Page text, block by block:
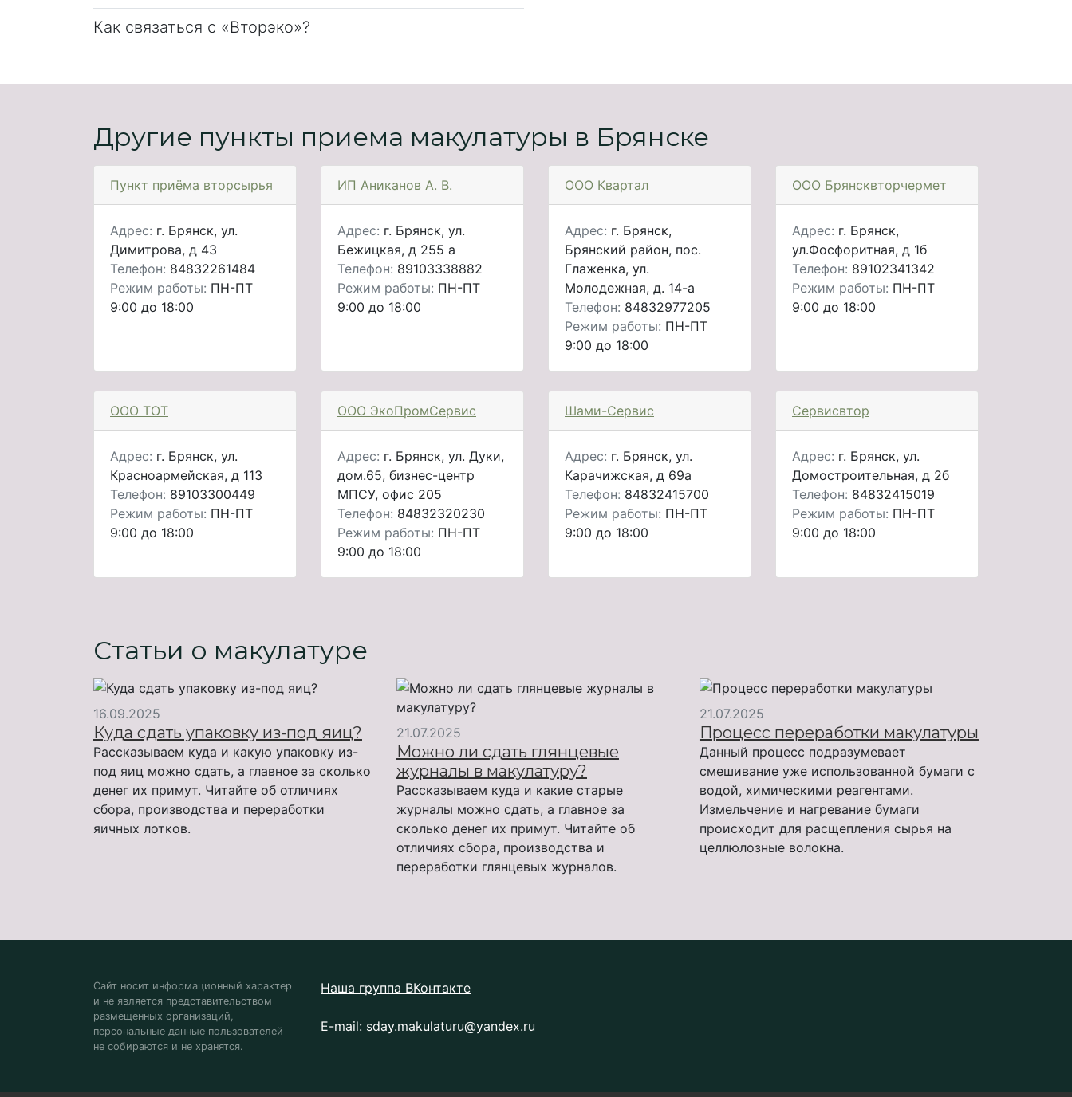
Как связаться с «Вторэко»?
Другие пункты приема макулатуры в Брянске
Пункт приёма вторсырья
Адрес: г. Брянск, ул.
Димитрова, д 43
Телефон: 84832261484
Режим работы: ПН-ПТ
9:00 до 18:00
ИП Аниканов А. В.
Адрес: г. Брянск, ул.
Бежицкая, д 255 а
Телефон: 89103338882
Режим работы: ПН-ПТ
9:00 до 18:00
ООО Квартал
Адрес: г. Брянск,
Брянский район, пос.
Глаженка, ул.
Молодежная, д. 14-а
Телефон: 84832977205
Режим работы: ПН-ПТ
9:00 до 18:00
ООО Брянсквторчермет
Адрес: г. Брянск,
ул.Фосфоритная, д 1б
Телефон: 89102341342
Режим работы: ПН-ПТ
9:00 до 18:00
ООО ТОТ
Адрес: г. Брянск, ул.
Красноармейская, д 113
Телефон: 89103300449
Режим работы: ПН-ПТ
9:00 до 18:00
ООО ЭкоПромСервис
Адрес: г. Брянск, ул. Дуки,
дом.65, бизнес-центр
МПСУ, офис 205
Телефон: 84832320230
Режим работы: ПН-ПТ
9:00 до 18:00
Шами-Сервис
Адрес: г. Брянск, ул.
Карачижская, д 69а
Телефон: 84832415700
Режим работы: ПН-ПТ
9:00 до 18:00
Сервисвтор
Адрес: г. Брянск, ул.
Домостроительная, д 2б
Телефон: 84832415019
Режим работы: ПН-ПТ
9:00 до 18:00
Статьи о макулатуре
16.09.2025
Куда сдать упаковку из-под яиц?
Рассказываем куда и какую упаковку из-
под яиц можно сдать, а главное за сколько
денег их примут. Читайте об отличиях
сбора, производства и переработки
яичных лотков.
21.07.2025
Можно ли сдать глянцевые
журналы в макулатуру?
Рассказываем куда и какие старые
журналы можно сдать, а главное за
сколько денег их примут. Читайте об
отличиях сбора, производства и
переработки глянцевых журналов.
21.07.2025
Процесс переработки макулатуры
Данный процесс подразумевает
смешивание уже использованной бумаги с
водой, химическими реагентами.
Измельчение и нагревание бумаги
происходит для расщепления сырья на
целлюлозные волокна.
Сайт носит информационный характер
и не является представительством
размещенных организаций,
персональные данные пользователей
не собираются и не хранятся.
Наша группа ВКонтакте
E-mail: sday.makulaturu@yandex.ru